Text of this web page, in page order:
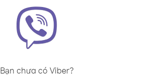
Bạn chưa có Viber?